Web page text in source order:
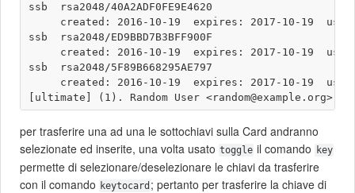
ssb  rsa2048/40A2ADF0FE9E4620
created: 2016-10-19  expires: 2017-10-19
ssb  rsa2048/ED9BBD7B3BFF900F
created: 2016-10-19  expires: 2017-10-19
ssb  rsa2048/5F89B668295AE797
created: 2016-10-19  expires: 2017-10-19
per trasferire una ad una le sottochiavi sulla Card andranno
selezionate ed inserite, una volta usato toggle il comando key
permette di selezionare/deselezionare le chiavi da trasferire
con il comando keytocard ; pertanto per trasferire la chiave di